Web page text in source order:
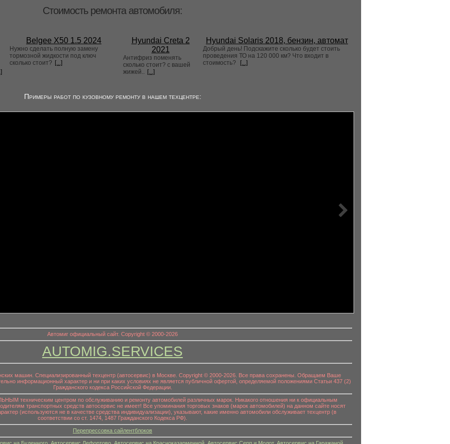
Стоимость ремонта автомобиля:
Belgee X50 1.5 2024
Нужно сделать полную замену
тормозной жидкости под ключ
сколько стоит? [...]
Hyundai Creta 2
2021
Антифриз поменять
сколько стоит? с вашей
жижей.. [...]
Hyundai Solaris 2018, бензин, автомат
Добрый день! Подскажите сколько будет стоить
проведения ТО на 120 000 км? Что входит в
стоимость?
[...]
Примеры работ по кузовному ремонту в нашем техцентре:
Автомиг официальный сайт. Copyright © 2000-2026
AUTOMIG.SERVICES
машин. Специализированный техцентр (автосервис) в Москве. Copyright © 2000-2026. Все права сохранены. Обращаем Ваше
информационный характер и ни при каких условиях не является публичной офертой, определяемой положениями Статьи 437 (2)
Гражданского кодекса Российской Федерации.
техническим центром по обслуживанию и ремонту автомобилей различных марок. Никакого отношения ни к официальным
транспортных средств автосервис не имеет! Все упоминания торговых знаков (марок автомобилей) на данном сайте носят
(используются не в качестве средства индивидуализации), указывают, какие именно автомобили обслуживает техцентр (в
соответствии со ст. 1474, 1487 Гражданского Кодекса РФ).
Перепрессовка сайлентблоков